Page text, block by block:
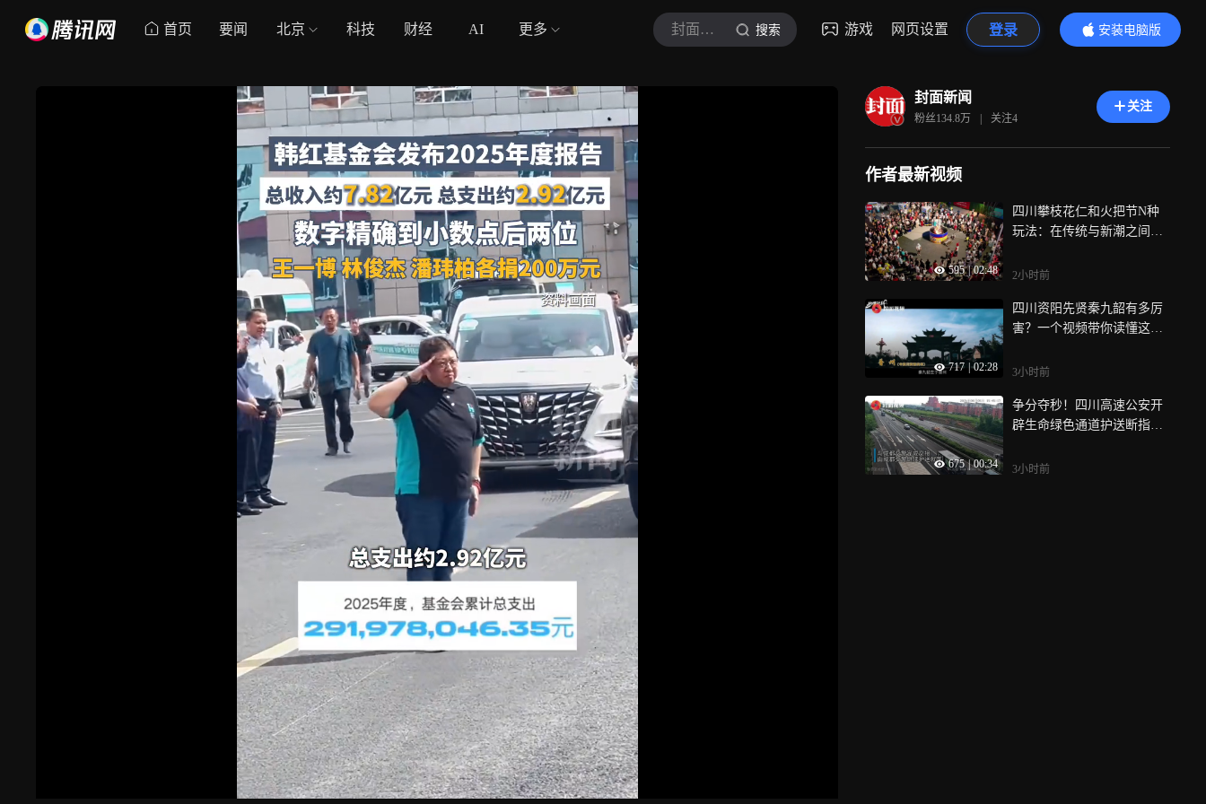
首页 要闻 北京 科技 财经 AI 更多 封面新闻 搜索 游戏 网页设置 登录
安装电脑版
内容更精彩
封面新闻
粉丝134.8万 | 关注4
关注
作者最新视频
595 | 02:48
四川攀枝花仁和火把节N种
玩法：在传统与新潮之间无
2小时前
717 02:28
四川资阳先贤秦九韶有多厉
害？一个视频带你读懂这位
3小时前
675 | 00:34
争分夺秒！四川高速公安开
辟生命绿色通道护送断指伤
3小时前